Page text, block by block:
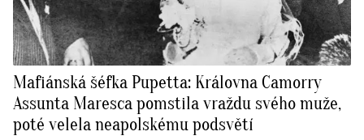
Mafiánská šéfka Pupetta: Královna Camorry
Assunta Maresca pomstila vraždu svého muže,
poté velela neapolskému podsvětí